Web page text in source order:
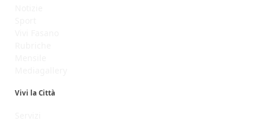
Vivi la Città